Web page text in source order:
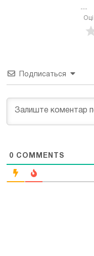
Подписаться
0 COMMENTS